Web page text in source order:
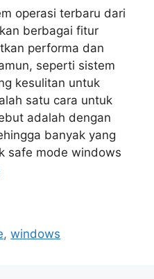
operasi terbaru dari
berbagai fitur
performa dan
seperti sistem
kesulitan untuk
satu cara untuk
adalah dengan
banyak yang
safe mode windows
,windows